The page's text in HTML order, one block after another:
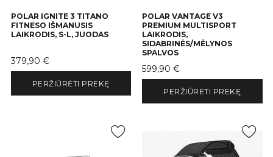
POLAR IGNITE 3 TITANO
FITNESO IŠMANUSIS
LAIKRODIS, S-L, JUODAS
Kaina
379,90 €
PERŽIŪRĖTI PREKĘ
POLAR VANTAGE V3
PREMIUM MULTISPORT
LAIKRODIS,
SIDABRINĖS/MĖLYNOS
SPALVOS
Kaina
599,90 €
PERŽIŪRĖTI PREKĘ